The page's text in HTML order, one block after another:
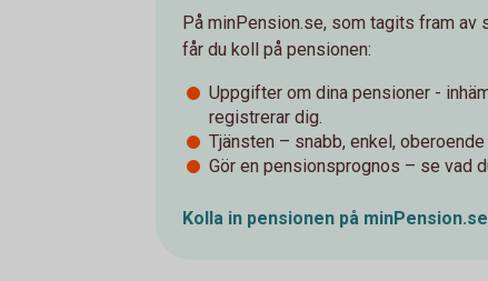
På minPension.se, som tagits fram av
får du koll på pensionen:
Uppgifter om dina pensioner -
registrerar dig.
Tjänsten – snabb, enkel,
Gör en pensionsprognos – se vad
Kolla in pensionen på minPension.se